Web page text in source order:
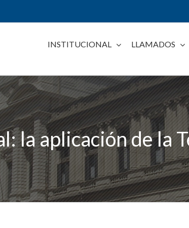
INSTITUCIONAL LLAMADOS
la aplicación de la